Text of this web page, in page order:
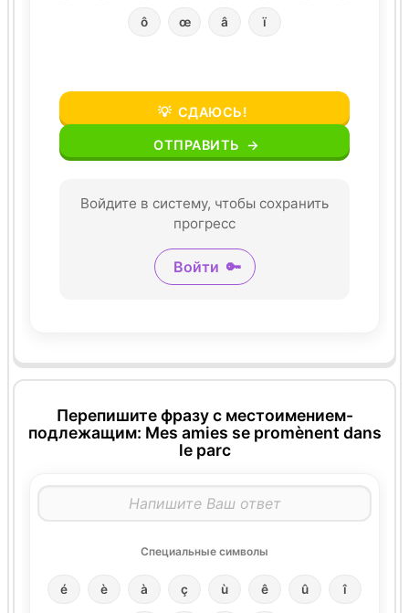
ô œ â ï
💡 СДАЮСЬ!
ОТПРАВИТЬ →
Войдите в систему, чтобы сохранить
прогресс
Войти 🔑
Перепишите фразу с местоимением-
подлежащим: Mes amies se promènent dans
le parc
Специальные символы
é è à ç ù ê û î